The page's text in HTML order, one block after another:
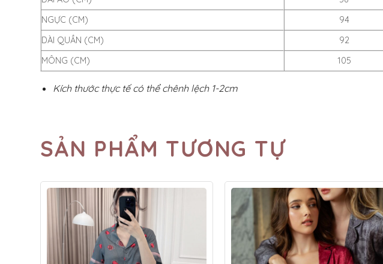
NGỰC (CM)
94
DÀI QUẦN (CM)
92
MÔNG (CM)
105
Kích thước thực tế có thể chênh lệch 1-2cm
SẢN PHẨM TƯƠNG TỰ